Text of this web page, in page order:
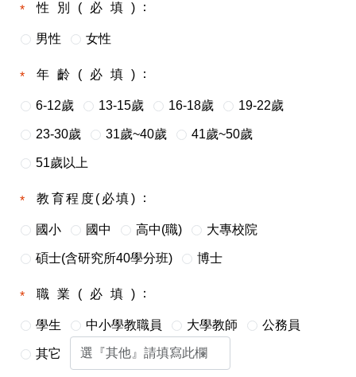
性別(必填)
男性 女性
年齡(必填)
6-12歲 13-15歲 16-18歲 19-22歲
23-30歲 31歲~40歲 41歲~50歲
51歲以上
教育程度(必填)
國小 國中 高中(職) 大專校院
碩士(含研究所40學分班) 博士
職業(必填)
學生 中小學教職員 大學教師 公務員
其它